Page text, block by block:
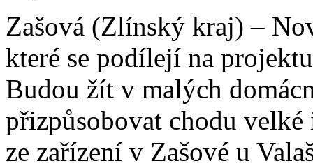
Zašová (Zlínský kraj) –
které se podílejí na
Budou žít v malých
přizpůsobovat chodu
ze zařízení v Zašové u